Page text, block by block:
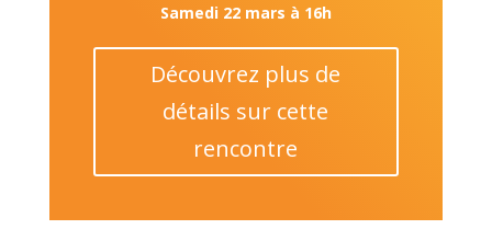
Samedi 22 mars à 16h
Découvrez plus de
détails sur cette
rencontre